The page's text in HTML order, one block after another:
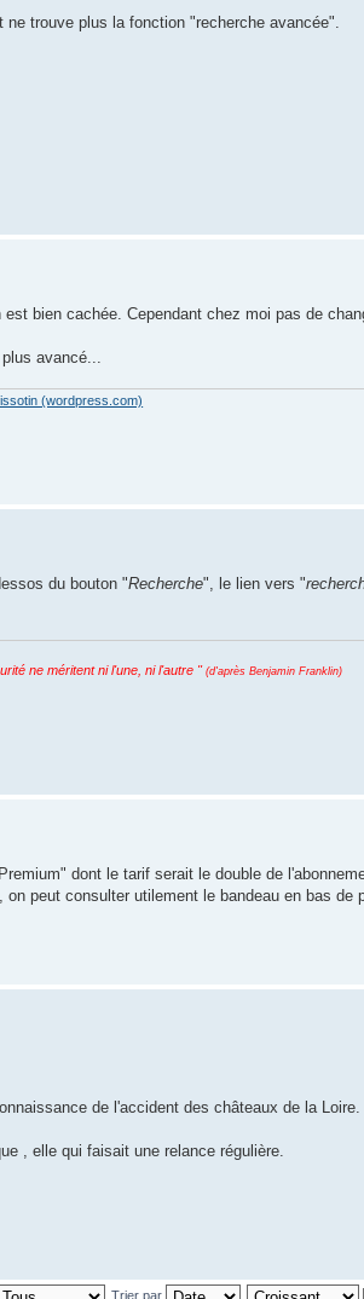
trouve plus la fonction "recherche avancée".
bien cachée. Cependant chez moi pas de
avancé...
(wordpress.com)
du bouton "Recherche", le lien vers "
ne méritent ni l'une, ni l'autre " (d'après Benjamin Franklin)
dont le tarif serait le double de
peut consulter utilement le bandeau en bas de
de l'accident des châteaux de la Loire.
, elle qui faisait une relance régulière.
Trier par